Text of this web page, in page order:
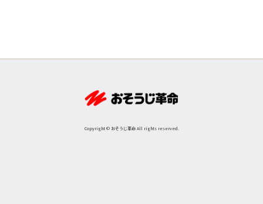
Copyright © おそうじ革命 All rights reserved.